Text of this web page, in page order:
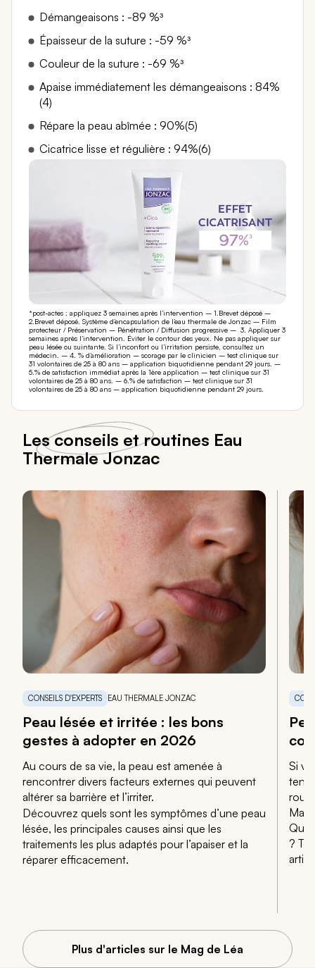
Démangeaisons : -89 %³
Épaisseur de la suture : -59 %³
Couleur de la suture : -69 %³
Apaise immédiatement les démangeaisons : 84%
(4)
Répare la peau abîmée : 90%(5)
Cicatrice lisse et régulière : 94%(6)
*post-actes : appliquez 3 semaines après l’intervention – 1.Brevet déposé –
2.Brevet déposé. Système d’encapsulation de l’eau thermale de Jonzac – Film
protecteur / Préservation – Pénétration / Diffusion progressive – 3. Appliquer 3
semaines après l’intervention. Éviter le contour des yeux. Ne pas appliquer sur
peau lésée ou suintante. Si l’inconfort ou l’irritation persiste, consultez un
médecin. – 4. % d’amélioration – scorage par le clinicien – test clinique sur
31 volontaires de 25 à 80 ans – application biquotidienne pendant 29 jours. –
5.% de satisfaction immédiat après la 1ère application – test clinique sur 31
volontaires de 25 à 80 ans. – 6.% de satisfaction – test clinique sur 31
volontaires de 25 à 80 ans – application biquotidienne pendant 29 jours.
Les conseils et routines Eau
Thermale Jonzac
Plus d'articles sur le Mag de Léa
CONSEILS D'EXPERTS EAU THERMALE JONZAC
Peau lésée et irritée : les bons
gestes à adopter en 2026
Au cours de sa vie, la peau est amenée à
rencontrer divers facteurs externes qui peuvent
altérer sa barrière et l’irriter.
Découvrez quels sont les symptômes d’une peau
lésée, les principales causes ainsi que les
traitements les plus adaptés pour l’apaiser et la
réparer efficacement.
Si
?